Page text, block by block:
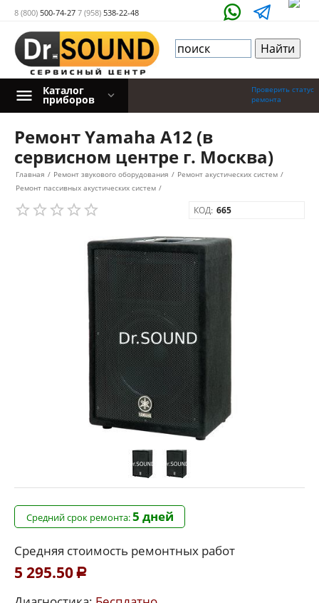
8 (800) 500-74-27 7 (958) 538-22-48
Проверить статус
ремонта
Каталог
приборов
Ремонт Yamaha A12 (в
сервисном центре г. Москва)
Главная / Ремонт звукового оборудования / Ремонт акустических систем /
Ремонт пассивных акустических систем /
КОД: 665
Средний срок ремонта:5 дней
Средняя стоимость ремонтных работ
5 295.50 Р